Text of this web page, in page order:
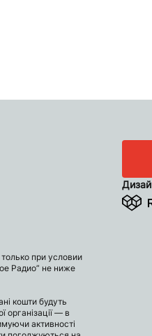
при условии
Радио” не ниже
кошти будуть
організації — в
активності